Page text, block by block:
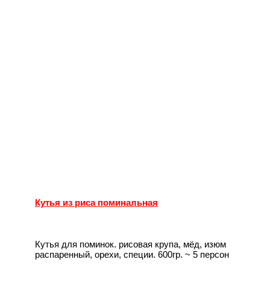
Кутья из риса поминальная
Кутья для поминок. рисовая крупа, мёд, изюм
распаренный, орехи, специи. 600гр. ~ 5 персон